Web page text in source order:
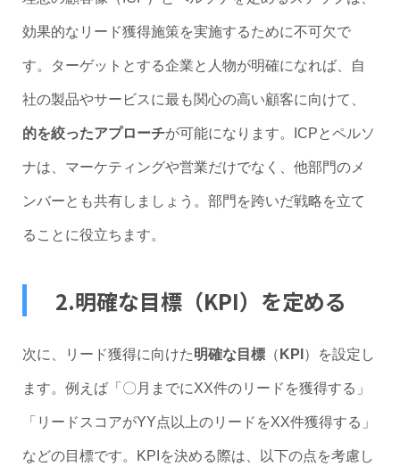
効果的なリード獲得施策を実施するために不可欠で
す。ターゲットとする企業と人物が明確になれば、自
社の製品やサービスに最も関心の高い顧客に向けて、
的を絞ったアプローチが可能になります。ICPとペルソ
ナは、マーケティングや営業だけでなく、他部門のメ
ンバーとも共有しましょう。部門を跨いだ戦略を立て
ることに役立ちます。
2.明確な目標（KPI）を定める
次に、リード獲得に向けた明確な目標（ KPI ）を設定し
ます。例えば「〇月までにXX件のリードを獲得する」
「リードスコアがYY点以上のリードをXX件獲得する」
などの目標です。KPIを決める際は、以下の点を考慮し